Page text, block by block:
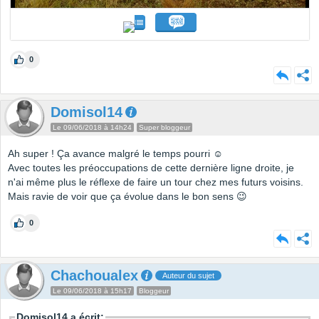
0
Domisol14
Le 09/06/2018 à 14h24 Super bloggeur
Ah super ! Ça avance malgré le temps pourri ☺
Avec toutes les préoccupations de cette dernière ligne droite, je
n'ai même plus le réflexe de faire un tour chez mes futurs voisins.
Mais ravie de voir que ça évolue dans le bon sens 😉
0
Chachoualex Auteur du sujet
Le 09/06/2018 à 15h17 Bloggeur